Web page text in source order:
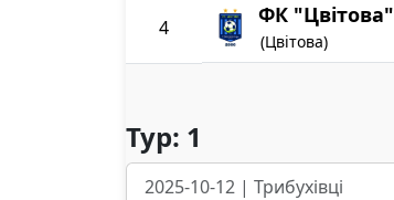
4 ФК "Цвітова"
(Цвітова)
Тур: 1
2025-10-12 | Трибухівці